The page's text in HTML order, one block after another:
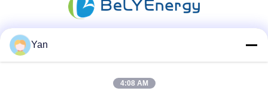
Yan
4:08 AM